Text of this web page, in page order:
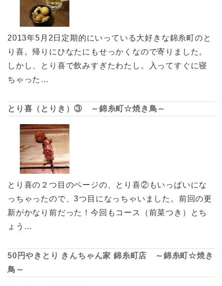
2013年5月2日定期的にいっている大好きな錦糸町のと
り喜。帰りにひなたにもせっかくなので寄りました。
しかし、とり喜で飲みすぎたわたし。入ってすぐに寝
ちゃった…
とり喜（とりき）③ ～錦糸町☆焼き鳥～
とり喜の２つ目のページの、とり喜②もいっぱいにな
っちゃったので、3つ目になっちゃいました。前回の更
新がかなり前だった！今回もコース（前菜つき）とち
ょう…
50円やきとり きんちゃん家 錦糸町店 ～錦糸町☆焼き
鳥～